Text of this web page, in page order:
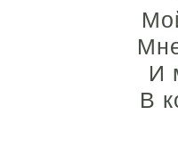
И
В